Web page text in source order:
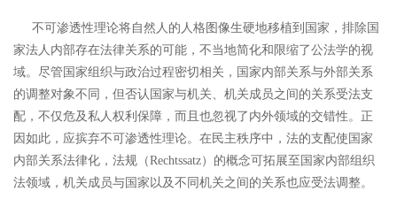
不可渗透性理论将自然人的人格图像生硬地移植到国家， 排除国
家法人内部存在法律关系的可能，不当地简化和限缩了公法学的视
域。尽管国家组织与政治过程密切相关，国家内部关系与外部关系
的调整对象不同，但否认国家与机关、机关成员之间的关系受法支
配，不仅危及私人权利保障，而且也忽视了内外领域的交错性。正
因如此，应摈弃不可渗透性理论。在民主秩序中，法的支配使国家
内部关系法律化，法规（Rechtssatz）的概念可拓展至国家内部组织
法领域， 机关成员与国家以及不同机关之间的关系也应受法调整。